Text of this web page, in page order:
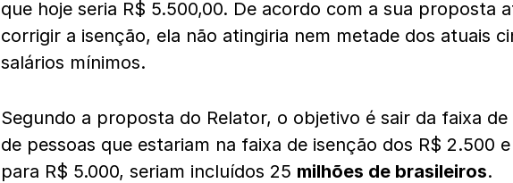
que hoje seria R$ 5.500,00. De acordo com a sua proposta
corrigir a isenção, ela não atingiria nem metade dos atuais
salários mínimos.
Segundo a proposta do Relator, o objetivo é sair da faixa de
de pessoas que estariam na faixa de isenção dos R$ 2.500
para R$ 5.000, seriam incluídos 25 milhões de brasileiros.